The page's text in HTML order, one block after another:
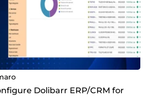
Dolibarr ERP/CRM for